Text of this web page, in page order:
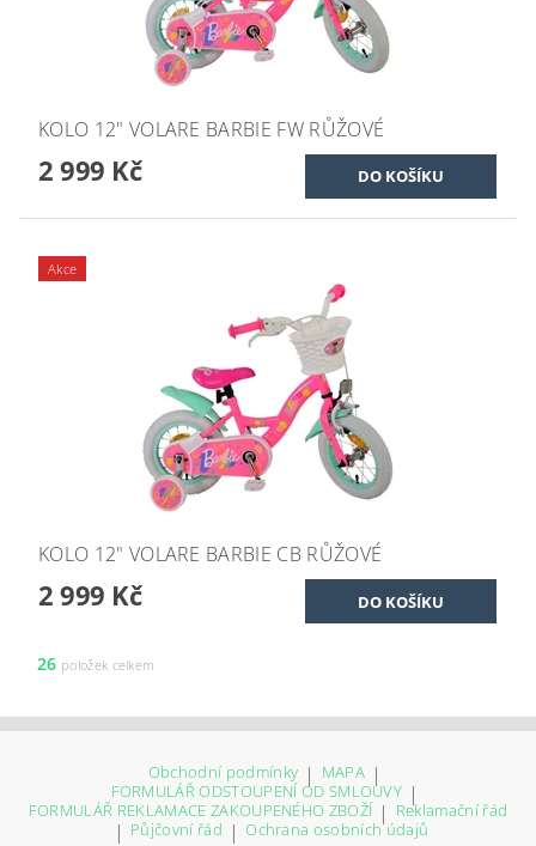
KOLO 12" VOLARE BARBIE FW RŮŽOVÉ
2 999 Kč
Akce
KOLO 12" VOLARE BARBIE CB RŮŽOVÉ
2 999 Kč
26 položek celkem
Obchodní podmínky | MAPA |
FORMULÁŘ ODSTOUPENÍ OD SMLOUVY |
FORMULÁŘ REKLAMACE ZAKOUPENÉHO ZBOŽÍ | Reklamační řád
| Půjčovní řád | Ochrana osobních údajů